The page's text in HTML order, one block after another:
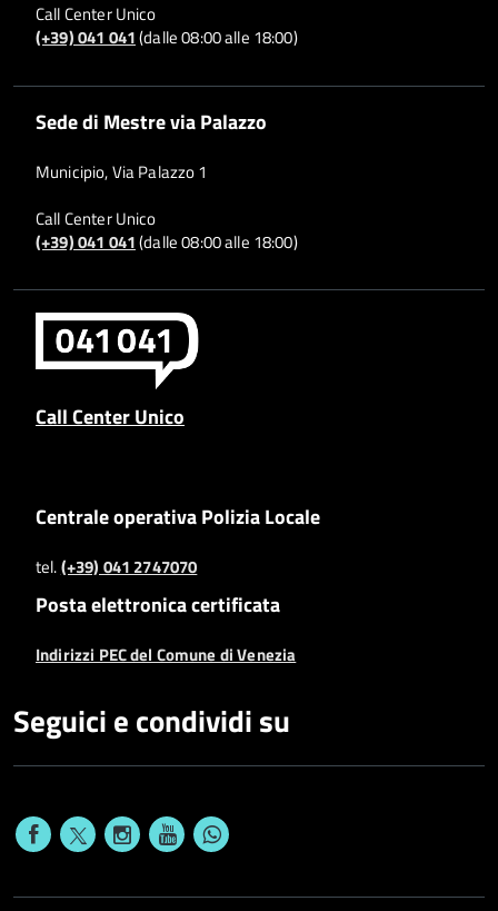
Call Center Unico
(+39) 041 041(dalle 08:00 alle 18:00)
Sede di Mestre via Palazzo
Municipio, Via Palazzo 1
Call Center Unico
(+39) 041 041(dalle 08:00 alle 18:00)
Call Center Unico
Centrale operativa Polizia Locale
tel.(+39) 041 2747070
Posta elettronica certificata
Indirizzi PEC del Comune di Venezia
Seguici e condividi su